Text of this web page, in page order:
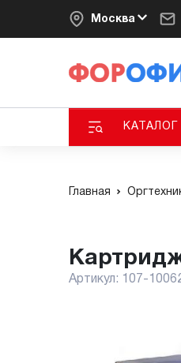
Москва
КАТАЛОГ
Главная
Артикул: 107-